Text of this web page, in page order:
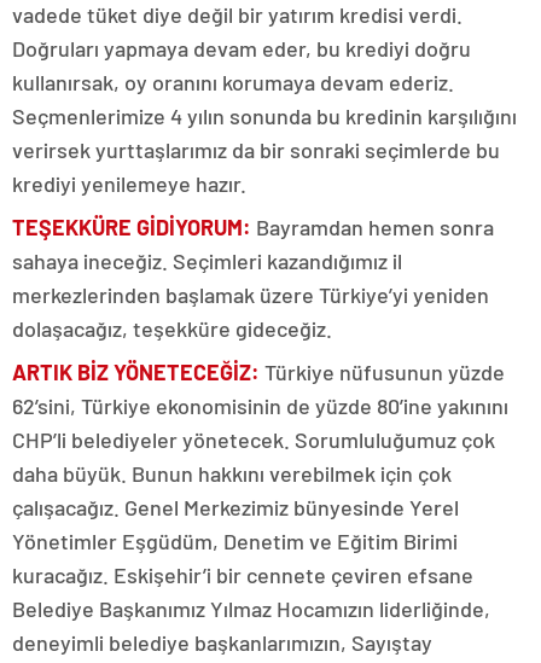
vadede tüket diye değil bir yatırım kredisi verdi.
Doğruları yapmaya devam eder, bu krediyi doğru
kullanırsak, oy oranını korumaya devam ederiz.
Seçmenlerimize 4 yılın sonunda bu kredinin karşılığını
verirsek yurttaşlarımız da bir sonraki seçimlerde bu
krediyi yenilemeye hazır.
TEŞEKKÜRE GİDİYORUM: Bayramdan hemen sonra
sahaya ineceğiz. Seçimleri kazandığımız il
merkezlerinden başlamak üzere Türkiye’yi yeniden
dolaşacağız, teşekküre gideceğiz.
ARTIK BİZ YÖNETECEĞİZ: Türkiye nüfusunun yüzde
62’sini, Türkiye ekonomisinin de yüzde 80’ine yakınını
CHP’li belediyeler yönetecek. Sorumluluğumuz çok
daha büyük. Bunun hakkını verebilmek için çok
çalışacağız. Genel Merkezimiz bünyesinde Yerel
Yönetimler Eşgüdüm, Denetim ve Eğitim Birimi
kuracağız. Eskişehir’i bir cennete çeviren efsane
Belediye Başkanımız Yılmaz Hocamızın liderliğinde,
deneyimli belediye başkanlarımızın, Sayıştay